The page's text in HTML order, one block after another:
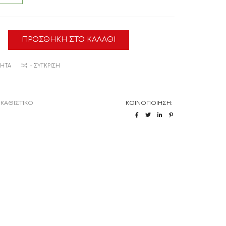
ΠΡΟΣΘΉΚΗ ΣΤΟ ΚΑΛΆΘΙ
+ ΣΎΓΚΡΙΣΗ
ΚΑΘΙΣΤΙΚΟ ΚΟΙΝΟΠΟΊΗΣΗ: